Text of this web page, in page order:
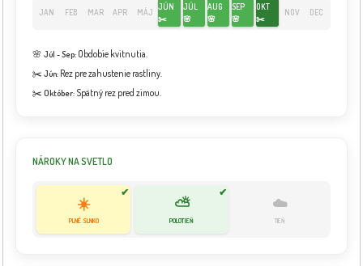
JAN FEB MAR APR MÁJ
JÚN
✂️
JÚL
🌸
AUG
🌸
SEP
🌸
OKT
✂️
NOV DEC
🌸 Júl - Sep: Obdobie kvitnutia.
✂️ Jún: Rez pre zahustenie rastliny.
✂️ Október: Spätný rez pred zimou.
NÁROKY NA SVETLO
✔
☀️
PLNÉ SLNKO
✔
⛅
POLOTIEŇ
☁️
TIEŇ